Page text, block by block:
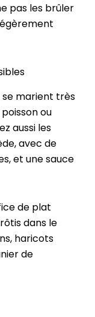
pas les brûler
marient très
ou
aussi les
avec de
et une sauce
de plat
dans le
haricots
de